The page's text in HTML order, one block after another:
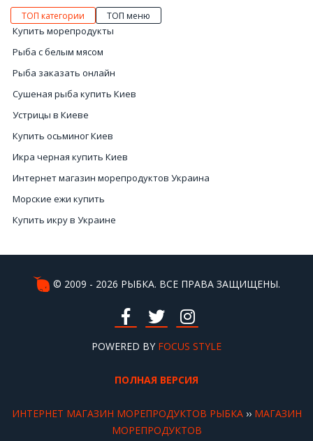
ТОП категории ТОП меню
Купить морепродукты
Рыба с белым мясом
Рыба заказать онлайн
Сушеная рыба купить Киев
Устрицы в Киеве
Купить осьминог Киев
Икра черная купить Киев
Интернет магазин морепродуктов Украина
Морские ежи купить
Купить икру в Украине
Интернет магазин морепродуктов Киев
Черная икра цена Киев
Красная икра заказать
Мясо мидий цена
© 2009 - 2026 РЫБКА. ВСЕ ПРАВА ЗАЩИЩЕНЫ.
POWERED BY FOCUS STYLE
ПОЛНАЯ ВЕРСИЯ
ИНТЕРНЕТ МАГАЗИН МОРЕПРОДУКТОВ РЫБКА›› МАГАЗИН
МОРЕПРОДУКТОВ